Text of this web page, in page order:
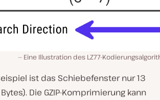
Eine Illustration des LZ77-
ist das Schiebefenster nur 13
Die GZIP-Komprimierung kann